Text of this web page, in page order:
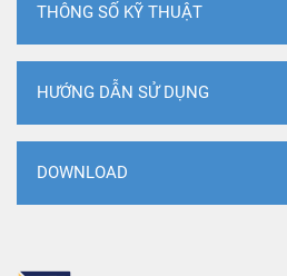
THÔNG SỐ KỸ THUẬT
HƯỚNG DẪN SỬ DỤNG
DOWNLOAD